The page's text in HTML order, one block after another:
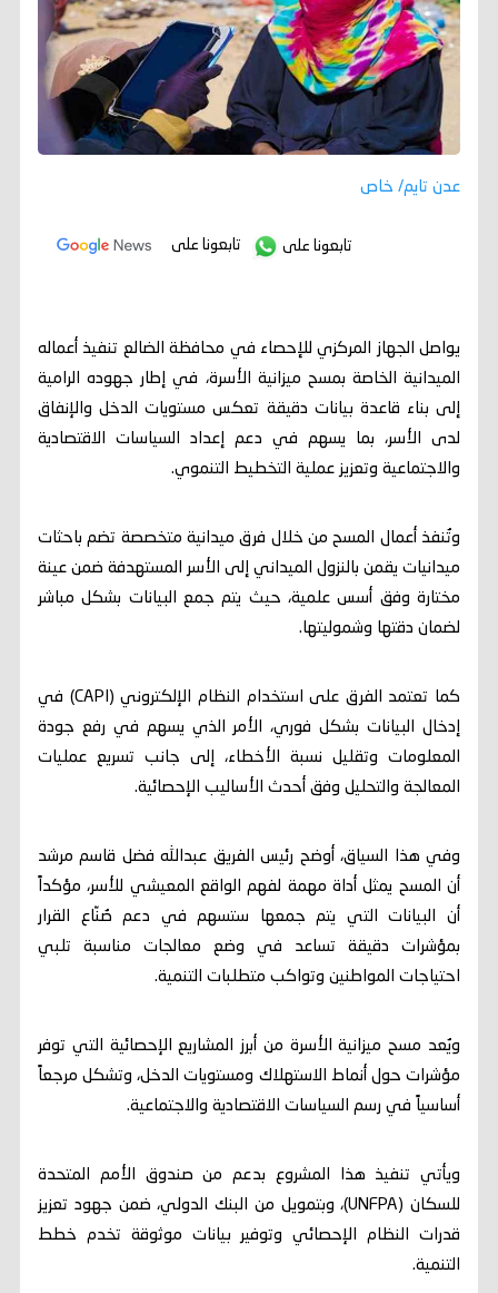
عدن تايم/ خاص
تابعونا على تابعونا على
يواصل الجهاز المركزي للإحصاء في محافظة الضالع تنفيذ أعماله
الميدانية الخاصة بمسح ميزانية الأسرة، في إطار جهوده الرامية
إلى بناء قاعدة بيانات دقيقة تعكس مستويات الدخل والإنفاق
لدى الأسر، بما يسهم في دعم إعداد السياسات الاقتصادية
والاجتماعية وتعزيز عملية التخطيط التنموي.
وتُنفذ أعمال المسح من خلال فرق ميدانية متخصصة تضم باحثات
ميدانيات يقمن بالنزول الميداني إلى الأسر المستهدفة ضمن عينة
مختارة وفق أسس علمية، حيث يتم جمع البيانات بشكل مباشر
لضمان دقتها وشموليتها.
كما تعتمد الفرق على استخدام النظام الإلكتروني (CAPI) في
إدخال البيانات بشكل فوري، الأمر الذي يسهم في رفع جودة
المعلومات وتقليل نسبة الأخطاء، إلى جانب تسريع عمليات
المعالجة والتحليل وفق أحدث الأساليب الإحصائية.
وفي هذا السياق، أوضح رئيس الفريق عبدالله فضل قاسم مرشد
أن المسح يمثل أداة مهمة لفهم الواقع المعيشي للأسر، مؤكداً
أن البيانات التي يتم جمعها ستسهم في دعم صُنّاع القرار
بمؤشرات دقيقة تساعد في وضع معالجات مناسبة تلبي
احتياجات المواطنين وتواكب متطلبات التنمية.
ويُعد مسح ميزانية الأسرة من أبرز المشاريع الإحصائية التي توفر
مؤشرات حول أنماط الاستهلاك ومستويات الدخل، وتشكل مرجعاً
أساسياً في رسم السياسات الاقتصادية والاجتماعية.
ويأتي تنفيذ هذا المشروع بدعم من صندوق الأمم المتحدة
للسكان (UNFPA)، وبتمويل من البنك الدولي، ضمن جهود تعزيز
قدرات النظام الإحصائي وتوفير بيانات موثوقة تخدم خطط
التنمية.